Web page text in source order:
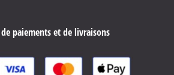
paiements et de livraisons